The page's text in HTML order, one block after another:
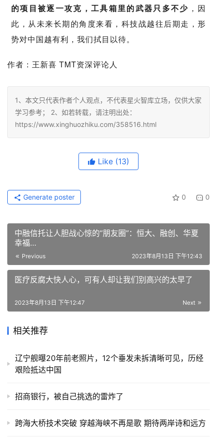
的项目被逐一攻克，工具箱里的武器只多不少 ，因
此，从未来长期的角度来看，科技战越往后期走，形
势对中国越有利，我们拭目以待。
作者：王新喜 TMT资深评论人
1、本文只代表作者个人观点，不代表星火智库立场，仅供大家
学习参考； 2、如若转载，请注明出处：
https://www.xinghuozhiku.com/358516.html
Like (13)
0 0
Generate poster
中融信托让人胆战心惊的“朋友圈”：恒大、融创、华夏
幸福…
Previous 2023年8月13日 下午12:43
医疗反腐大快人心，可有人却让我们别高兴的太早了
Next
2023年8月13日 下午12:47
相关推荐
辽宁舰曝20年前老照片，12个垂发未拆清晰可见，历经
艰险抵达中国
招商银行，被自己挑选的雷炸了
跨海大桥技术突破 穿越海峡不再是歌 期待两岸诗和远方